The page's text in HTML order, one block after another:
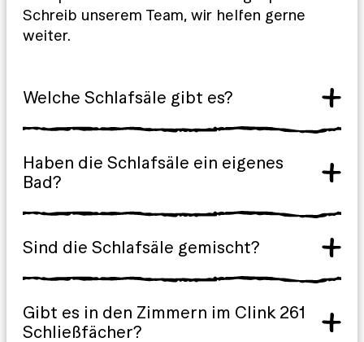
Schreib unserem Team, wir helfen gerne
weiter.
Welche Schlafsäle gibt es?
Haben die Schlafsäle ein eigenes
Bad?
Sind die Schlafsäle gemischt?
Gibt es in den Zimmern im Clink 261
Schließfächer?